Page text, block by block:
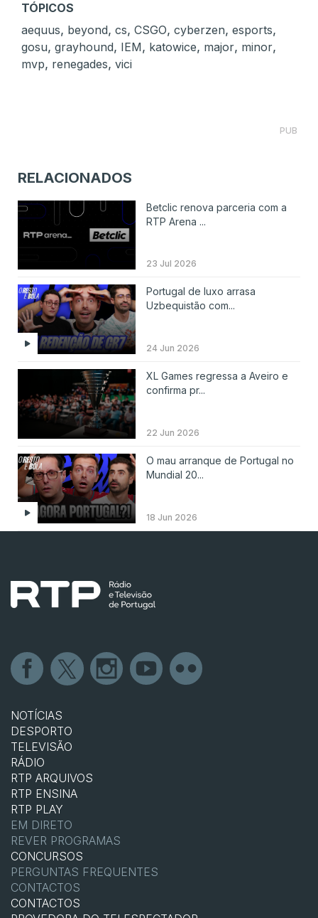
TÓPICOS
aequus, beyond, cs, CSGO, cyberzen, esports,
gosu, grayhound, IEM, katowice, major, minor,
mvp, renegades, vici
PUB
RELACIONADOS
Betclic renova parceria com a
RTP Arena ...
23 Jul 2026
Portugal de luxo arrasa
Uzbequistão com...
24 Jun 2026
XL Games regressa a Aveiro e
confirma pr...
22 Jun 2026
O mau arranque de Portugal no
Mundial 20...
18 Jun 2026
NOTÍCIAS
DESPORTO
TELEVISÃO
RÁDIO
RTP ARQUIVOS
RTP ENSINA
RTP PLAY
EM DIRETO
REVER PROGRAMAS
CONCURSOS
PERGUNTAS FREQUENTES
CONTACTOS
CONTACTOS